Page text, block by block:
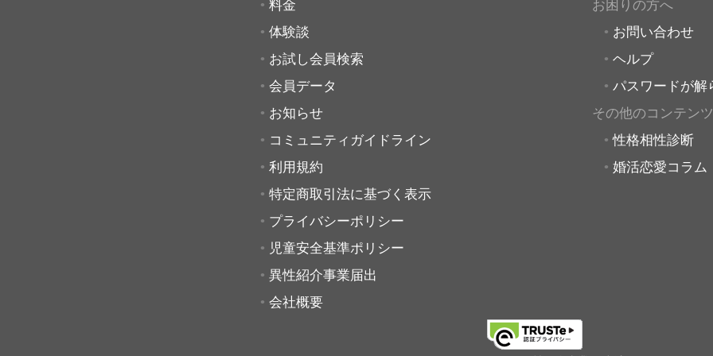
料金
体験談
お試し会員検索
会員データ
お知らせ
コミュニティガイドライン
利用規約
特定商取引法に基づく表示
プライバシーポリシー
児童安全基準ポリシー
異性紹介事業届出
会社概要
お困りの方へ
お問い合わせ
ヘルプ
パスワードが解
その他のコンテンツ
性格相性診断
婚活恋愛コラム